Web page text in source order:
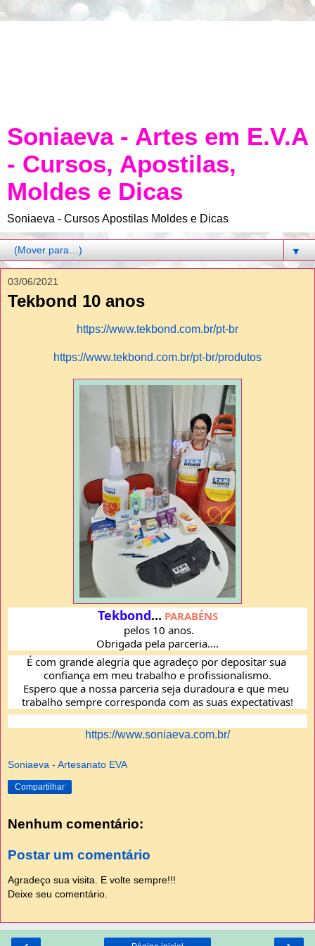
Soniaeva - Artes em E.V.A
- Cursos, Apostilas,
Moldes e Dicas
Soniaeva - Cursos Apostilas Moldes e Dicas
▼
03/06/2021
Tekbond 10 anos
https://www.tekbond.com.br/pt-br
https://www.tekbond.com.br/pt-br/produtos
Tekbond... PARABÉNS
pelos 10 anos.
Obrigada pela parceria....
É com grande alegria que agradeço por depositar sua
confiança em meu trabalho e profissionalismo.
Espero que a nossa parceria seja duradoura e que meu
trabalho sempre corresponda com as suas expectativas!
https://www.soniaeva.com.br/
Soniaeva - Artesanato EVA
Compartilhar
Nenhum comentário:
Postar um comentário
Agradeço sua visita. E volte sempre!!!
Deixe seu comentário.